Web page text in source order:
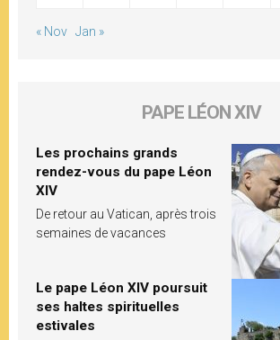
« Nov Jan »
PAPE LÉON XIV
Les prochains grands
rendez-vous du pape Léon
XIV
De retour au Vatican, après trois
semaines de vacances
Le pape Léon XIV poursuit
ses haltes spirituelles
estivales